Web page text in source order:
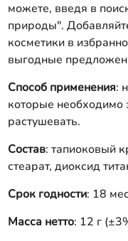
можете, введя в
природы".
косметики в
выгодные
Способ применения:
которые необходимо
растушевать.
Состав: тапиоковый
стеарат, диоксид
Срок годности: 18
Масса нетто: 12 г